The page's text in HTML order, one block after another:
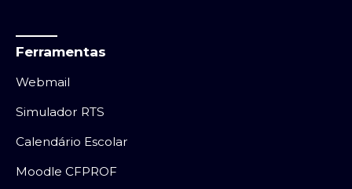
Ferramentas
Webmail
Simulador RTS
Calendário Escolar
Moodle CFPROF